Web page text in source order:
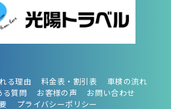
る理由 料金表・割引表
車検の流れ
る質問 お客様の声
お問い合わせ
プライバシーポリシー